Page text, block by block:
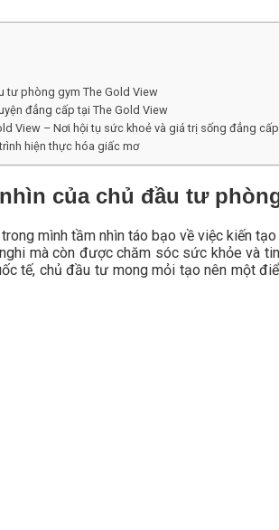
tư phòng gym The Gold View
đẳng cấp tại The Gold View
View – Nơi hội tụ sức khoẻ và giá trị sống đẳng cấp
hiện thực hóa giấc mơ
của chủ đầu tư
mình tầm nhìn táo bạo về việc kiến
mà còn được chăm sóc sức khỏe và
tế, chủ đầu tư mong mỏi tạo nên một